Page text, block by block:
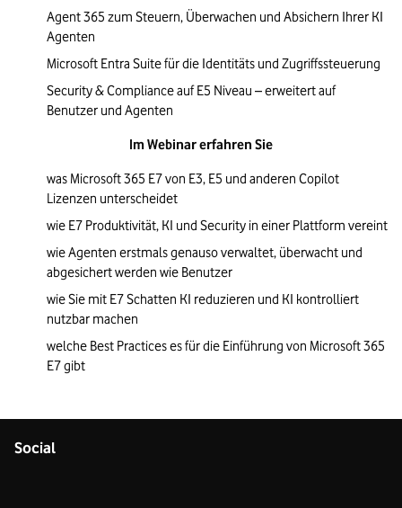
Agent 365 zum Steuern, Überwachen und Absichern Ihrer KI
Agenten
Microsoft Entra Suite für die Identitäts und Zugriffssteuerung
Security & Compliance auf E5 Niveau – erweitert auf
Benutzer und Agenten
Im Webinar erfahren Sie
was Microsoft 365 E7 von E3, E5 und anderen Copilot
Lizenzen unterscheidet
wie E7 Produktivität, KI und Security in einer Plattform vereint
wie Agenten erstmals genauso verwaltet, überwacht und
abgesichert werden wie Benutzer
wie Sie mit E7 Schatten KI reduzieren und KI kontrolliert
nutzbar machen
welche Best Practices es für die Einführung von Microsoft 365
E7 gibt
Social